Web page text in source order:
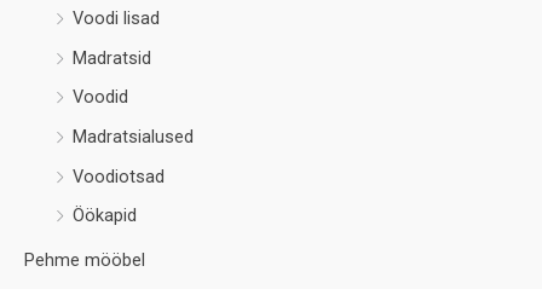
Voodi lisad
Madratsid
Voodid
Madratsialused
Voodiotsad
Öökapid
Pehme mööbel